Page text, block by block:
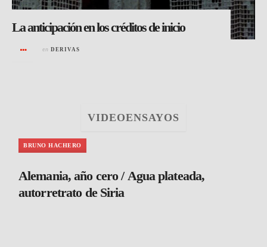
La anticipación en los créditos de inicio
en DERIVAS
VIDEOENSAYOS
BRUNO HACHERO
Alemania, año cero / Agua plateada,
autorretrato de Siria